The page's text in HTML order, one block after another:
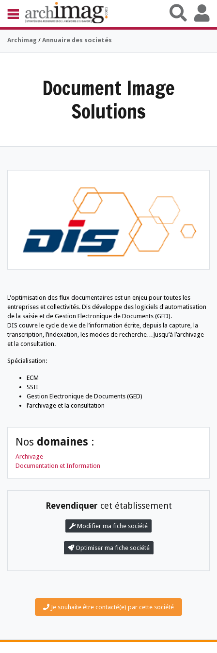
ARCHIVES PATRIMOINE
TRAVAIL COLLABORATIF
VIE NUMÉRIQUE
NUMÉRIQUE RESPONSABLE
LES NEWSLETTERS
LES BASES DE DONNÉES
L'ANNUAIRE DES ACTEURS
LES LIVRES BLANCS
NOS OFFRES D'ABONNEMENTS
Archimag / Annuaire des societés
Document Image
Solutions
L'optimisation des flux documentaires est un enjeu pour toutes les
entreprises et collectivités. Dis développe des logiciels d'automatisation
de la saisie et de Gestion Electronique de Documents (GED).
DIS couvre le cycle de vie de l’information écrite, depuis la capture, la
transcription, l’indexation, les modes de recherche…Jusqu’à l’archivage
et la consultation.
Spécialisation:
ECM
SSII
Gestion Electronique de Documents (GED)
l’archivage et la consultation
Nos domaines :
Archivage
Documentation et Information
Revendiquer cet établissement
Modifier ma fiche société
Optimiser ma fiche société
Je souhaite être contacté(e) par cette société